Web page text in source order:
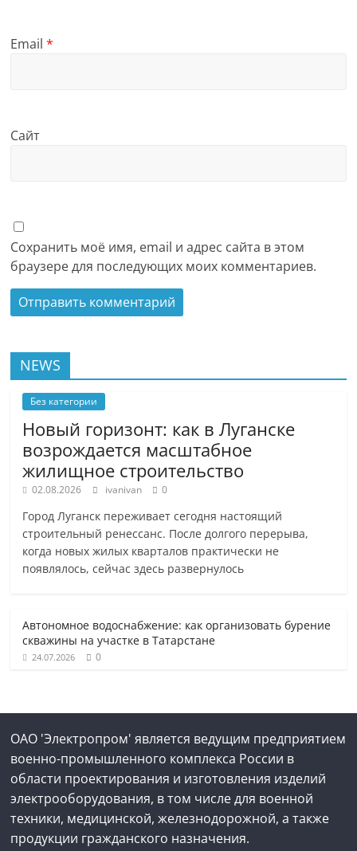
Email*
Сайт
Сохранить моё имя, email и адрес сайта в этом
браузере для последующих моих комментариев.
NEWS
Без категории
Новый горизонт: как в Луганске
возрождается масштабное
жилищное строительство
02.08.2026 ivanivan 0
Город Луганск переживает сегодня настоящий
строительный ренессанс. После долгого перерыва,
когда новых жилых кварталов практически не
появлялось, сейчас здесь развернулось
Автономное водоснабжение: как организовать бурение
скважины на участке в Татарстане
24.07.2026 0
ОАО 'Электропром' является ведущим предприятием
военно-промышленного комплекса России в
области проектирования и изготовления изделий
электрооборудования, в том числе для военной
техники, медицинской, железнодорожной, а также
продукции гражданского назначения.